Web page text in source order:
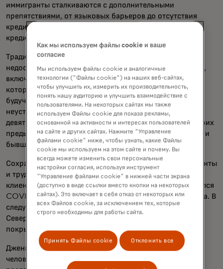
иммигранты сталкиваются с дополнительными
препятствиями, от языковых барьеров до отсутствия
кредитной истории в США, что затрудняет получение
кредитов.
Традиционные финансы определенно казались
недоступными для Дженг, поэтому ее семья вмешалась,
включая одного из ее братьев, успешного бизнесмена,
который поддержал ее без колебаний. К тому времени,
будучи родителями двух дочерей и сына, она и ее муж
неустанно ремонтировали ресторан в течение почти
девяти месяцев, а затем она использовала связи со своих
предыдущих работ в ресторане, включая поставщиков и
бывших сотрудников, чтобы открыть заведение.
Сохранялись проблемы, включая рост цен на ингредиенты
и трудности с поиском персонала с правильным
клиентоориентированным мышлением. Затем разразился
COVID-19, вынудив ресторан закрыться на три месяца. В
следующем году остатки урагана «Ида» обрушились на
Северо-Восток, снова затопив ресторан. Страховка не
покрыла ущерб.
Дженг восстанавливала всё по частям, человека за
человеком, получая помощь от арендодателя, который
Как мы используем файлы cookie и ваше
согласие
Мы используем файлы cookie и аналогичные
технологии ("Файлы cookie") на наших веб-сайтах,
чтобы улучшить их, измерить их производительность,
понять нашу аудиторию и улучшить взаимодействие с
пользователями. На некоторых сайтах мы также
используем Файлы cookie для показа рекламы,
основанной на активности и интересах пользователей
на сайте и других сайтах. Нажмите "Управление
файлами cookie" ниже, чтобы узнать, какие Файлы
cookie мы используем на этом сайте и почему. Вы
всегда можете изменить свои персональные
настройки согласия, используя инструмент
"Управление файлами cookie" в нижней части экрана
(доступно в виде ссылки вместо кнопки на некоторых
сайтах). Это включает в себя отказ от некоторых или
всех Файлов cookie, за исключением тех, которые
строго необходимы для работы сайта.
Принять Файлы cookie Отклонить все